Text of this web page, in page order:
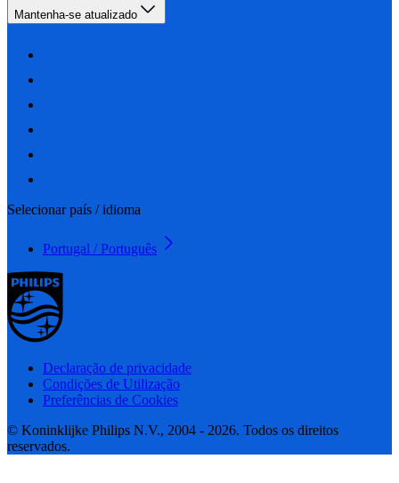
Mantenha-se atualizado
Selecionar país / idioma
Portugal / Português
Declaração de privacidade
Condições de Utilização
Preferências de Cookies
© Koninklijke Philips N.V., 2004 - 2026. Todos os direitos
reservados.